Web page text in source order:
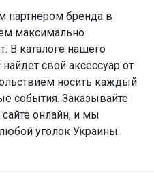
бренда в
максимально
В каталоге нашего
свой аксессуар от
носить каждый
события. Заказывайте
онлайн, и мы
уголок Украины.